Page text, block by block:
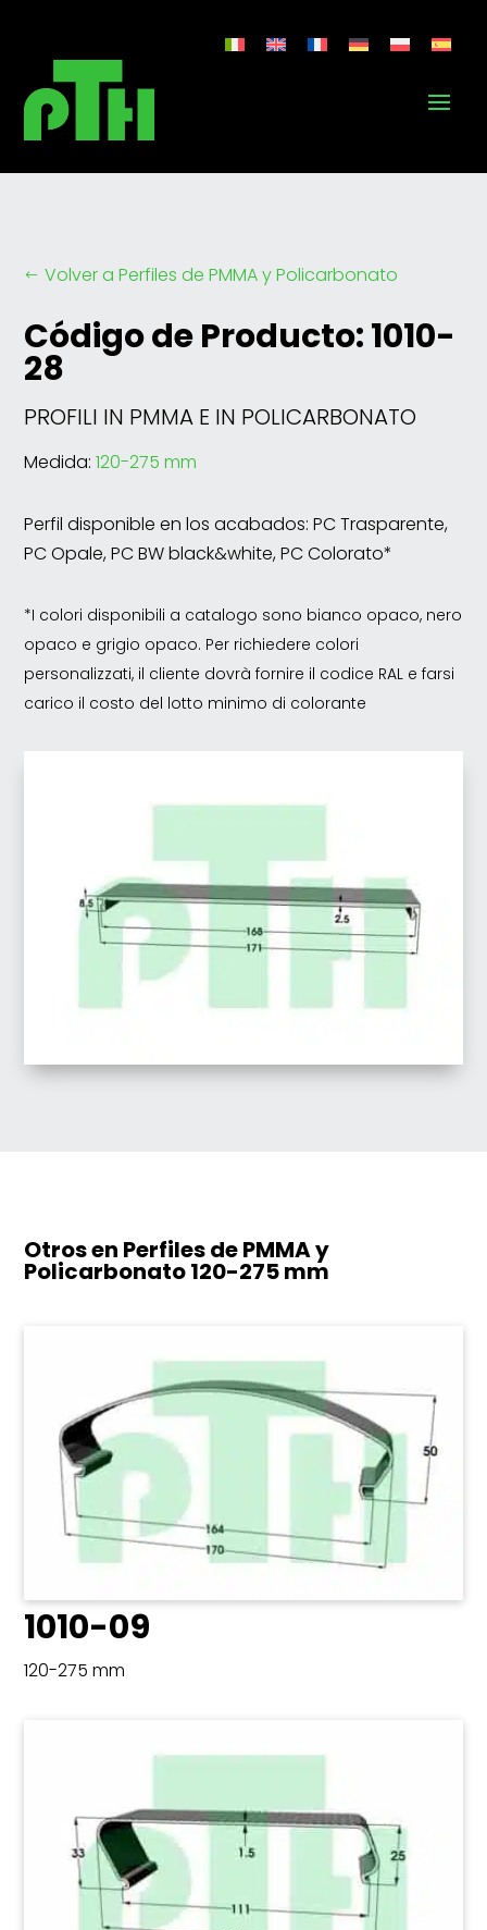
# Volver a Perfiles de PMMA y Policarbonato
Código de Producto: 1010-
28
PROFILI IN PMMA E IN POLICARBONATO
Medida:120-275 mm
Perfil disponible en los acabados: PC Trasparente,
PC Opale, PC BW black&white, PC Colorato*
*I colori disponibili a catalogo sono bianco opaco, nero
opaco e grigio opaco. Per richiedere colori
personalizzati, il cliente dovrà fornire il codice RAL e farsi
carico il costo del lotto minimo di colorante
Otros en Perfiles de PMMA y
Policarbonato120-275 mm
1010-09
120-275 mm